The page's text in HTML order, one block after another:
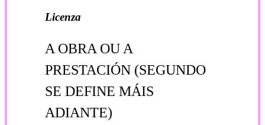
Licenza
A OBRA OU A
PRESTACIÓN (SEGUNDO
SE DEFINE MÁIS
ADIANTE)